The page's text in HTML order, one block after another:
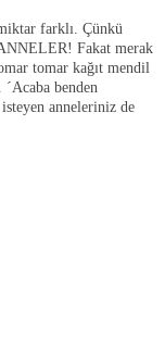
farklı. Çünkü
Fakat merak
tomar kağıt mendil
´Acaba benden
anneleriniz de